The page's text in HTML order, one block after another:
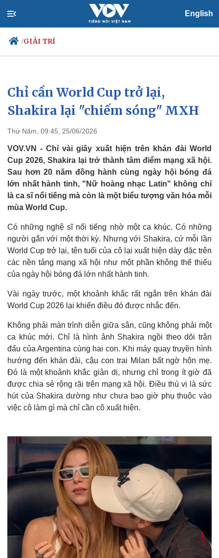
English
/GIẢI TRÍ
Chính trị
Đảng
Tổ chức nhân sự
Nhận diện sự thật
Xã hội
Tin 24h
Dự báo thời tiết
Việc làm
Biển đảo
Chỉ cần World Cup trở lại,
Shakira lại "chiếm sóng" MXH
Thứ Năm, 09:45, 25/06/2026
VOV.VN - Chỉ vài giây xuất hiện trên khán đài World
Cup 2026, Shakira lại trở thành tâm điểm mạng xã hội.
Sau hơn 20 năm đồng hành cùng ngày hội bóng đá
lớn nhất hành tinh, "Nữ hoàng nhạc Latin" không chỉ
là ca sĩ nổi tiếng mà còn là một biểu tượng văn hóa mỗi
mùa World Cup.
Có những nghệ sĩ nổi tiếng nhờ một ca khúc. Có những
người gắn với một thời kỳ. Nhưng với Shakira, cứ mỗi lần
World Cup trở lại, tên tuổi của cô lại xuất hiện dày đặc trên
các nền tảng mạng xã hội như một phần không thể thiếu
của ngày hội bóng đá lớn nhất hành tinh.
Vài ngày trước, một khoảnh khắc rất ngắn trên khán đài
World Cup 2026 lại khiến điều đó được nhắc đến.
Không phải màn trình diễn giữa sân, cũng không phải một
ca khúc mới. Chỉ là hình ảnh Shakira ngồi theo dõi trận
đấu của Argentina cùng hai con. Khi máy quay truyền hình
hướng đến khán đài, cậu con trai Milan bất ngờ hôn mẹ.
Đó là một khoảnh khắc giản dị, nhưng chỉ trong ít giờ đã
được chia sẻ rộng rãi trên mạng xã hội. Điều thú vị là sức
hút của Shakira dường như chưa bao giờ phụ thuộc vào
việc cô làm gì mà chỉ cần cô xuất hiện.